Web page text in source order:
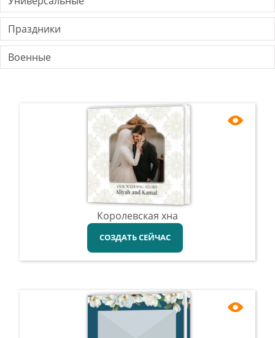
Праздники
Военные
Королевская хна
СОЗДАТЬ СЕЙЧАС